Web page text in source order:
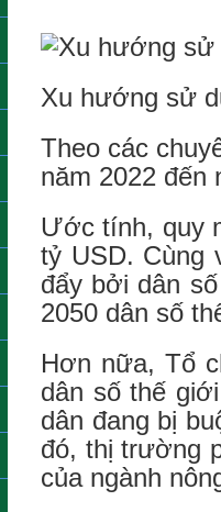
Xu hướng sử
Theo các
năm 2022 đến
Ước tính, quy
tỷ USD. Cùng
đẩy bởi dân
2050 dân số
Hơn nữa, Tổ
dân số thế
dân đang bị
đó, thị trường
của ngành